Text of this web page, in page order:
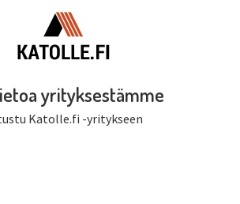
yrityksestämme
Katolle.fi -yritykseen